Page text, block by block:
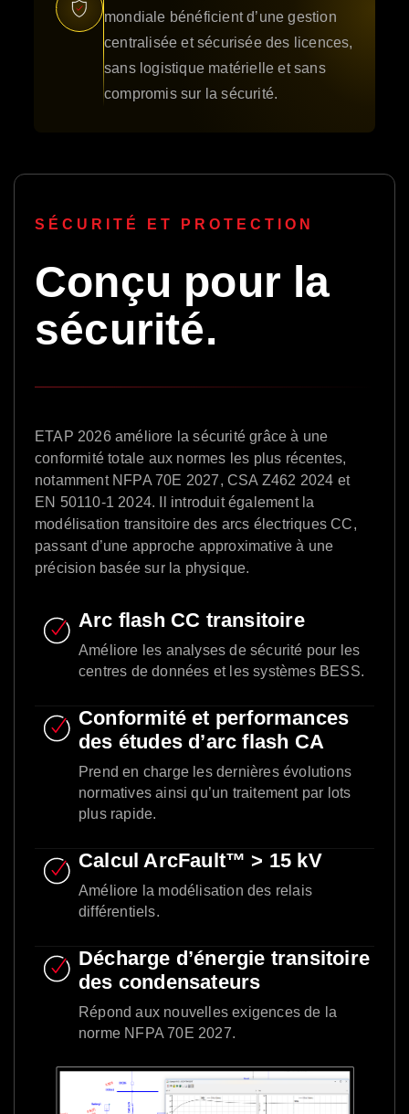
mondiale bénéficient d’une gestion
centralisée et sécurisée des licences,
sans logistique matérielle et sans
compromis sur la sécurité.
SÉCURITÉ ET PROTECTION
Conçu pour la
sécurité.
ETAP 2026 améliore la sécurité grâce à une
conformité totale aux normes les plus récentes,
notamment NFPA 70E 2027, CSA Z462 2024 et
EN 50110-1 2024. Il introduit également la
modélisation transitoire des arcs électriques CC,
passant d’une approche approximative à une
précision basée sur la physique.
Arc flash CC transitoire
Améliore les analyses de sécurité pour les
centres de données et les systèmes BESS.
Conformité et performances
des études d’arc flash CA
Prend en charge les dernières évolutions
normatives ainsi qu’un traitement par lots
plus rapide.
Calcul ArcFault™ > 15 kV
Améliore la modélisation des relais
différentiels.
Décharge d’énergie transitoire
des condensateurs
Répond aux nouvelles exigences de la
norme NFPA 70E 2027.